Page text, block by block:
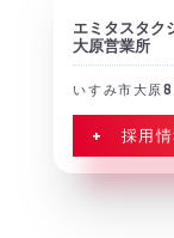
エミタスタク
大原営業所
いすみ市大原
+ 採用情